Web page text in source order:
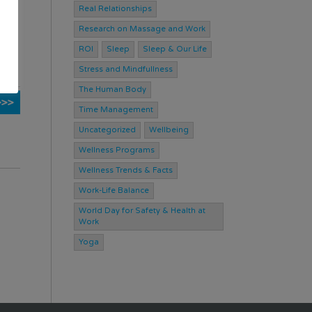
Real Relationships
Research on Massage and Work
ROI Sleep Sleep & Our Life
Stress and Mindfullness
The Human Body
Time Management
Uncategorized Wellbeing
Wellness Programs
Wellness Trends & Facts
Work-Life Balance
World Day for Safety & Health at
Work
Yoga